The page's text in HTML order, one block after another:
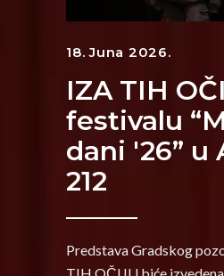
18. Juna 2026.
IZA TIH
festivalu
dani '26” u
212
Predstava Gradskog